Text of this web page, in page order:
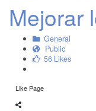
Mejorar
General
Public
56 Likes
Like Page